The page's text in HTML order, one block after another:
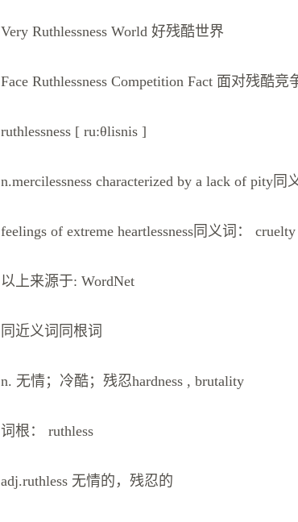
Very Ruthlessness World 好残酷世界
Face Ruthlessness Competition Fact 面对残酷竞
ruthlessness [ ru:θlisnis ]
n.mercilessness characterized by a lack of pity同
feelings of extreme heartlessness同义词： cruelty
以上来源于: WordNet
同近义词同根词
n. 无情；冷酷；残忍hardness , brutality
词根： ruthless
adj.ruthless 无情的，残忍的